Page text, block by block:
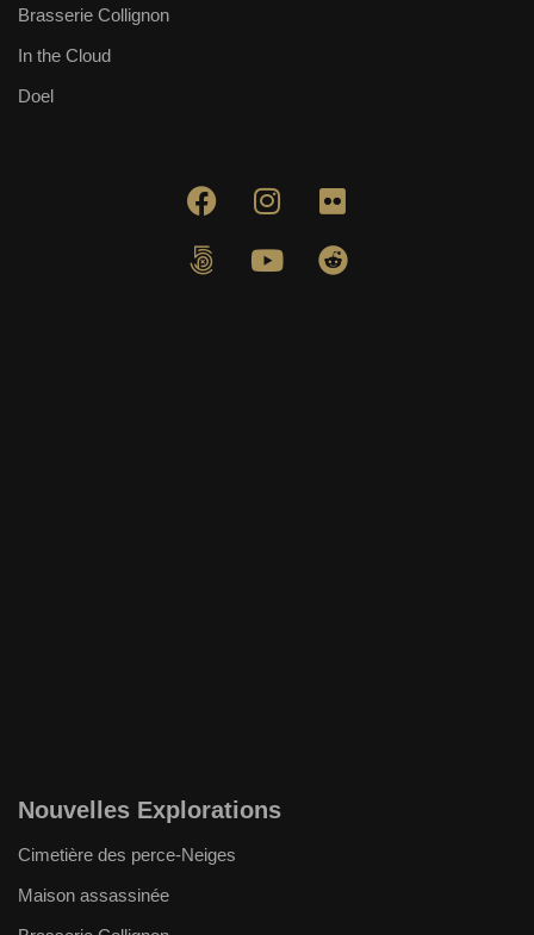
Brasserie Collignon
In the Cloud
Doel
Nouvelles Explorations
Cimetière des perce-Neiges
Maison assassinée